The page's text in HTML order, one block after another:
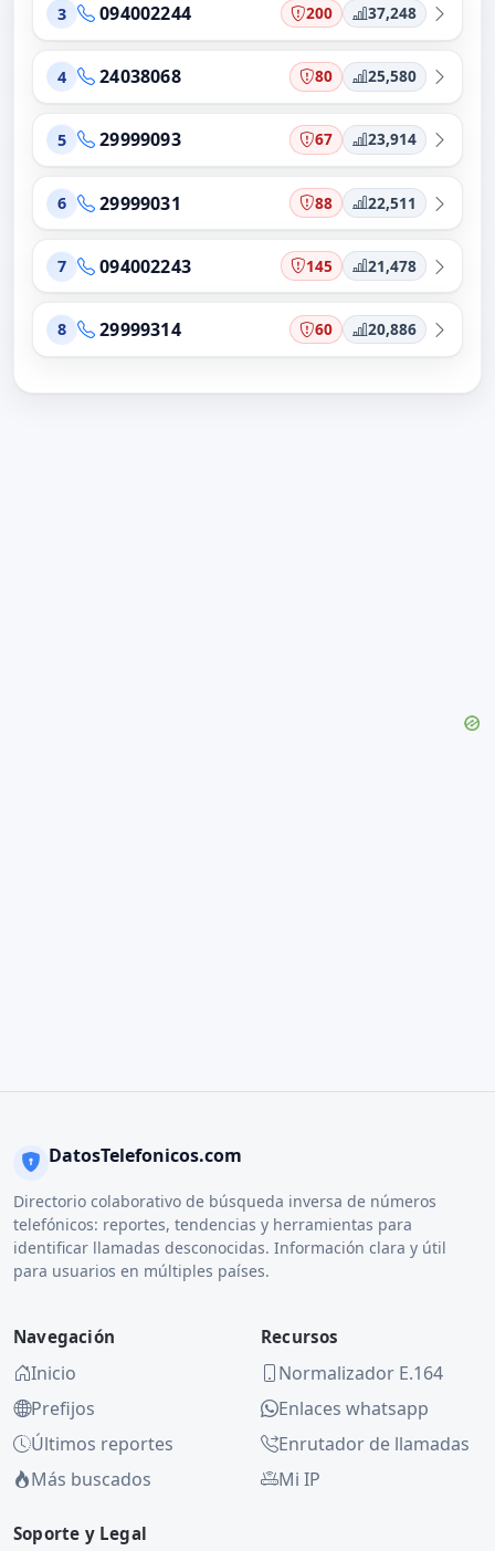
3 094002244 200 37,248
4 24038068 80 25,580
5 29999093 67 23,914
6 29999031 88 22,511
7 094002243 145 21,478
8 29999314 60 20,886
DatosTelefonicos.com
Directorio colaborativo de búsqueda inversa de números
telefónicos: reportes, tendencias y herramientas para
identificar llamadas desconocidas. Información clara y útil
para usuarios en múltiples países.
Navegación
Inicio
Prefijos
Últimos reportes
Más buscados
Recursos
Normalizador E.164
Enlaces whatsapp
Enrutador de llamadas
Mi IP
Soporte y Legal